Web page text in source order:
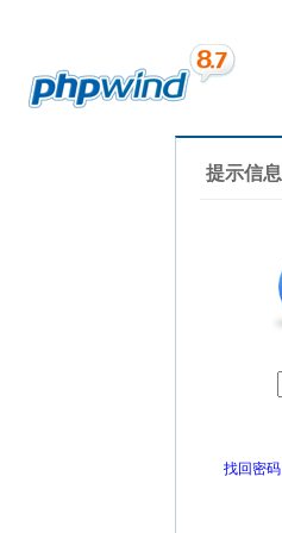
提示信息
找回密码